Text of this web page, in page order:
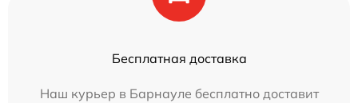
Бесплатная доставка
Наш курьер в Барнауле бесплатно доставит